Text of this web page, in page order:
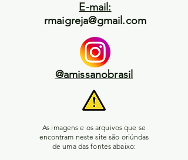
E-mail:
rmaigreja@gmail.com
@amissanobrasil
As imagens e os arquivos que se
encontram neste site são oriúndas
de uma das fontes abaixo: